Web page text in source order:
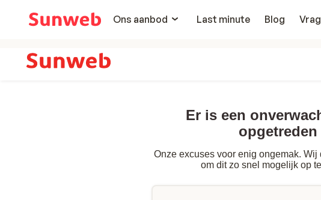
Ons aanbod
Last minute Blog
Er is een
opgetreden
Onze excuses voor enig ongemak. Wij
om dit zo snel mogelijk op